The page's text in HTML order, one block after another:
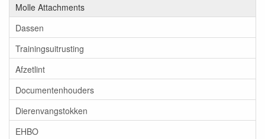
Molle Attachments
Dassen
Trainingsuitrusting
Afzetlint
Documentenhouders
Dierenvangstokken
EHBO